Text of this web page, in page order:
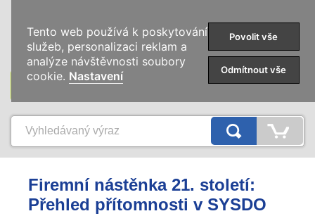
KATEGORIE
Firemní nástěnka 21. století:
Přehled přítomnosti v SYSDO
Tento web používá k poskytování
služeb, personalizaci reklam a
analýze návštěvnosti soubory
cookie. Nastavení
Povolit vše
Odmítnout vše